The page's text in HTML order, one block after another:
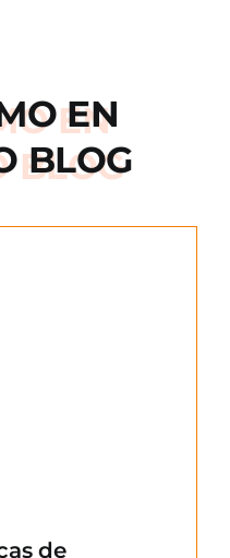
EN
BLOG
de